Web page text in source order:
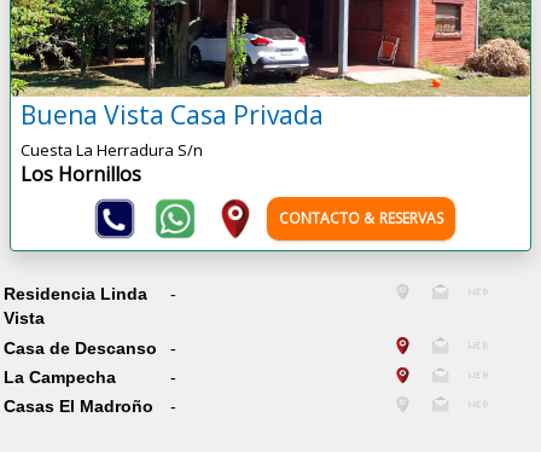
Buena Vista Casa Privada
Cuesta La Herradura S/n
Los Hornillos
CONTACTO & RESERVAS
Residencia Linda
Vista
-
Casa de Descanso
-
La Campecha
-
Casas El Madroño
-